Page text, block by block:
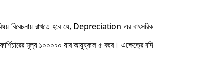
বিবেচনায় রাখতে হবে যে, Depreciation এর বাৎসরিক
মূল্য ১০০০০০ যার আয়ুষ্কাল ৫ বছর। এক্ষেত্রে যদি